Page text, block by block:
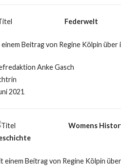
Federwelt
Beitrag von Regine Kölpin
Anke Gasch
2021
Womens
einem Beitrag von Regine Kölpin über